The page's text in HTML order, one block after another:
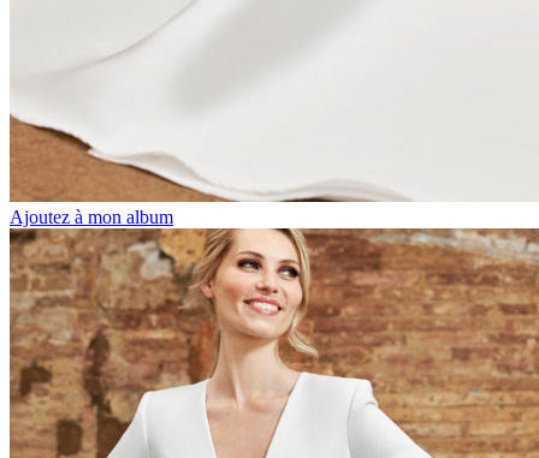
Ajoutez à mon album